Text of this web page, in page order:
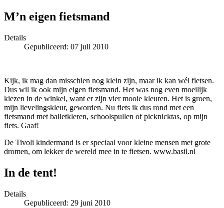
M’n eigen fietsmand
Details
Gepubliceerd: 07 juli 2010
Kijk, ik mag dan misschien nog klein zijn, maar ik kan wél fietsen.
Dus wil ik ook mijn eigen fietsmand. Het was nog even moeilijk
kiezen in de winkel, want er zijn vier mooie kleuren. Het is groen,
mijn lievelingskleur, geworden. Nu fiets ik dus rond met een
fietsmand met balletkleren, schoolspullen of picknicktas, op mijn
fiets. Gaaf!
De Tivoli kindermand is er speciaal voor kleine mensen met grote
dromen, om lekker de wereld mee in te fietsen. www.basil.nl
In de tent!
Details
Gepubliceerd: 29 juni 2010